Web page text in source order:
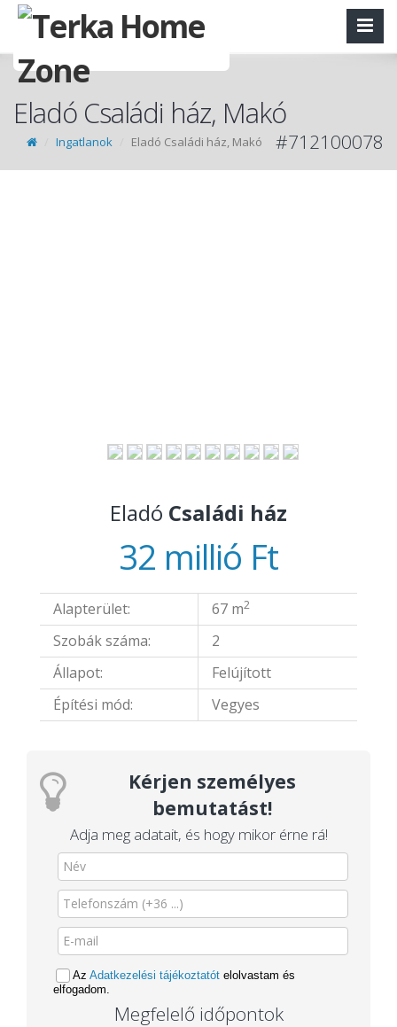
Eladó Családi ház, Makó
Ingatlanok Eladó Családi ház, Makó #712100078
Eladó Családi ház
32 millió Ft
Alapterület: 67 m2
Szobák száma:
2
Állapot:
Felújított
Építési mód:
Vegyes
Kérjen személyes
bemutatást!
Adja meg adatait, és hogy mikor érne rá!
Az Adatkezelési tájékoztatót elolvastam és
elfogadom.
Megfelelő időpontok